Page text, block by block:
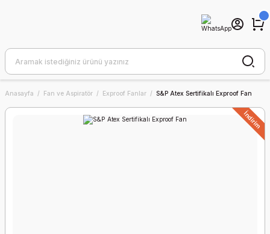
Anasayfa Fan ve Aspiratör Exproof Fanlar S&P Atex Sertifikalı Exproof Fan
İndirim